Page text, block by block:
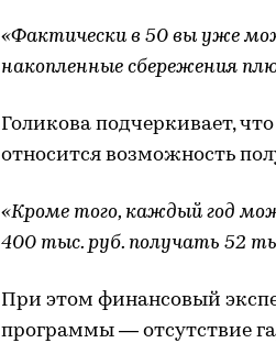
«Фактически в 50 вы уже
накопленные сбережения
Голикова подчеркивает,
относится возможность
«Кроме того, каждый год
400 тыс. руб. получать 52
При этом финансовый
программы — отсутствие